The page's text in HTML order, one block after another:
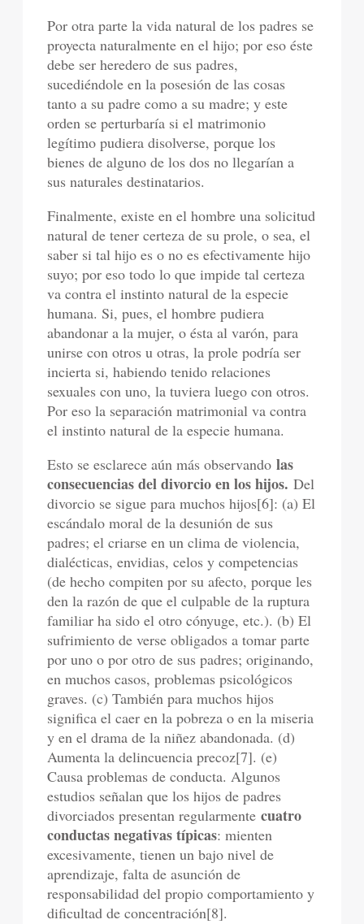
Por otra parte la vida natural de los padres se
proyecta naturalmente en el hijo; por eso éste
debe ser heredero de sus padres,
sucediéndole en la posesión de las cosas
tanto a su padre como a su madre; y este
orden se perturbaría si el matrimonio
legítimo pudiera disolverse, porque los
bienes de alguno de los dos no llegarían a
sus naturales destinatarios.
Finalmente, existe en el hombre una solicitud
natural de tener certeza de su prole, o sea, el
saber si tal hijo es o no es efectivamente hijo
suyo; por eso todo lo que impide tal certeza
va contra el instinto natural de la especie
humana. Si, pues, el hombre pudiera
abandonar a la mujer, o ésta al varón, para
unirse con otros u otras, la prole podría ser
incierta si, habiendo tenido relaciones
sexuales con uno, la tuviera luego con otros.
Por eso la separación matrimonial va contra
el instinto natural de la especie humana.
Esto se esclarece aún más observandolas
consecuencias del divorcio en los hijos. Del
divorcio se sigue para muchos hijos[6]: (a) El
escándalo moral de la desunión de sus
padres; el criarse en un clima de violencia,
dialécticas, envidias, celos y competencias
(de hecho compiten por su afecto, porque les
den la razón de que el culpable de la ruptura
familiar ha sido el otro cónyuge, etc.). (b) El
sufrimiento de verse obligados a tomar parte
por uno o por otro de sus padres; originando,
en muchos casos, problemas psicológicos
graves. (c) También para muchos hijos
significa el caer en la pobreza o en la miseria
y en el drama de la niñez abandonada. (d)
Aumenta la delincuencia precoz[7]. (e)
Causa problemas de conducta. Algunos
estudios señalan que los hijos de padres
divorciados presentan regularmentecuatro
conductas negativas típicas: mienten
excesivamente, tienen un bajo nivel de
aprendizaje, falta de asunción de
responsabilidad del propio comportamiento y
dificultad de concentración[8].